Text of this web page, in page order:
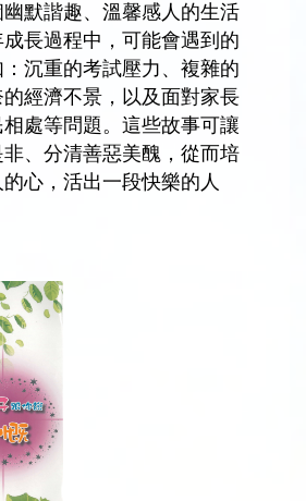
默諧趣、溫馨感人的生活
長過程中，可能會遇到的
沉重的考試壓力、複雜的
經濟不景，以及面對家長
處等問題。這些故事可讓
、分清善惡美醜，從而培
心，活出一段快樂的人